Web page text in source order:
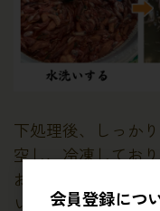
下処理後、しっか
空し、冷凍してお
お店で調理すると
いください。
会員登録につ